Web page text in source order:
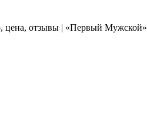
цена, отзывы | «Первый Мужской»